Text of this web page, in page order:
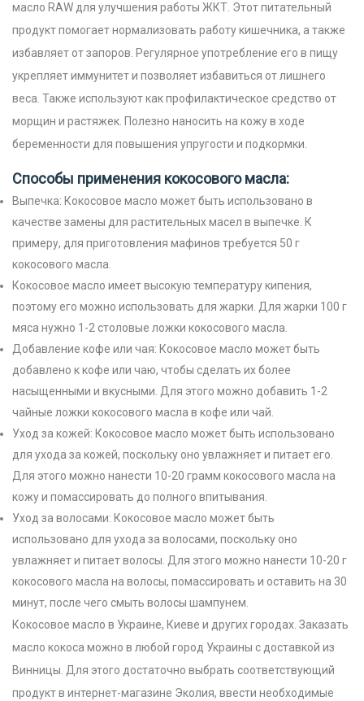
масло RAW для улучшения работы ЖКТ. Этот питательный
продукт помогает нормализовать работу кишечника, а также
избавляет от запоров. Регулярное употребление его в пищу
укрепляет иммунитет и позволяет избавиться от лишнего
веса. Также используют как профилактическое средство от
морщин и растяжек. Полезно наносить на кожу в ходе
беременности для повышения упругости и подкормки.
Способы применения кокосового масла:
Выпечка: Кокосовое масло может быть использовано в
качестве замены для растительных масел в выпечке. К
примеру, для приготовления мафинов требуется 50 г
кокосового масла.
Кокосовое масло имеет высокую температуру кипения,
поэтому его можно использовать для жарки. Для жарки 100 г
мяса нужно 1-2 столовые ложки кокосового масла.
Добавление кофе или чая: Кокосовое масло может быть
добавлено к кофе или чаю, чтобы сделать их более
насыщенными и вкусными. Для этого можно добавить 1-2
чайные ложки кокосового масла в кофе или чай.
Уход за кожей: Кокосовое масло может быть использовано
для ухода за кожей, поскольку оно увлажняет и питает его.
Для этого можно нанести 10-20 грамм кокосового масла на
кожу и помассировать до полного впитывания.
Уход за волосами: Кокосовое масло может быть
использовано для ухода за волосами, поскольку оно
увлажняет и питает волосы. Для этого можно нанести 10-20 г
кокосового масла на волосы, помассировать и оставить на 30
минут, после чего смыть волосы шампунем.
Кокосовое масло в Украине, Киеве и других городах. Заказать
масло кокоса можно в любой город Украины с доставкой из
Винницы. Для этого достаточно выбрать соответствующий
продукт в интернет-магазине Эколия, ввести необходимые